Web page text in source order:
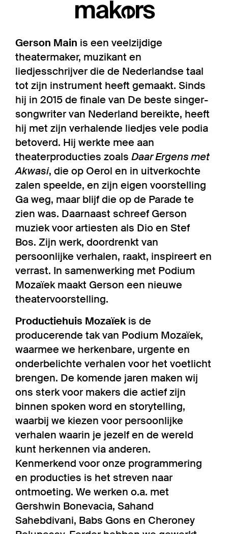
makers
Gerson Main is een veelzijdige
theatermaker, muzikant en
liedjesschrijver die de Nederlandse taal
tot zijn instrument heeft gemaakt. Sinds
hij in 2015 de finale van De beste singer-
songwriter van Nederland bereikte, heeft
hij met zijn verhalende liedjes vele podia
betoverd. Hij werkte mee aan
theaterproducties zoals Daar Ergens met
Akwasi, die op Oerol en in uitverkochte
zalen speelde, en zijn eigen voorstelling
Ga weg, maar blijf die op de Parade te
zien was. Daarnaast schreef Gerson
muziek voor artiesten als Dio en Stef
Bos. Zijn werk, doordrenkt van
persoonlijke verhalen, raakt, inspireert en
verrast. In samenwerking met Podium
Mozaïek maakt Gerson een nieuwe
theatervoorstelling.
Productiehuis Mozaïek is de
producerende tak van Podium Mozaïek,
waarmee we herkenbare, urgente en
onderbelichte verhalen voor het voetlicht
brengen. De komende jaren maken wij
ons sterk voor makers die actief zijn
binnen spoken word en storytelling,
waarbij we kiezen voor persoonlijke
verhalen waarin je jezelf en de wereld
kunt herkennen via anderen.
Kenmerkend voor onze programmering
en producties is het streven naar
ontmoeting. We werken o.a. met
Gershwin Bonevacia, Sahand
Sahebdivani, Babs Gons en Cheroney